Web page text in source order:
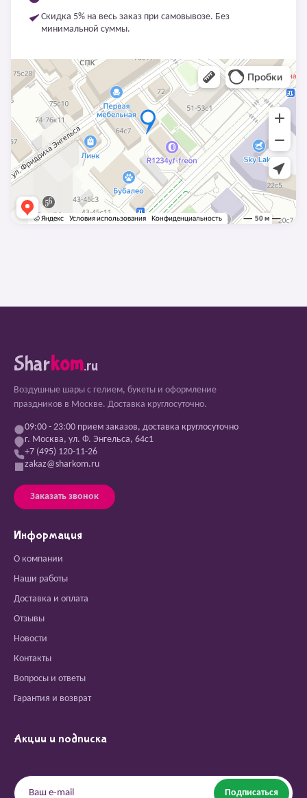
Скидка 5% на весь заказ при самовывозе. Без
минимальной суммы.
Sharkom.ru
Воздушные шары с гелием, букеты и оформление
праздников в Москве. Доставка круглосуточно.
09:00 - 23:00 прием заказов, доставка круглосуточно
г. Москва, ул. Ф. Энгельса, 64с1
+7 (495) 120-11-26
zakaz@sharkom.ru
Заказать звонок
Информация
О компании
Наши работы
Доставка и оплата
Отзывы
Новости
Контакты
Вопросы и ответы
Гарантия и возврат
Акции и подписка
Подписаться